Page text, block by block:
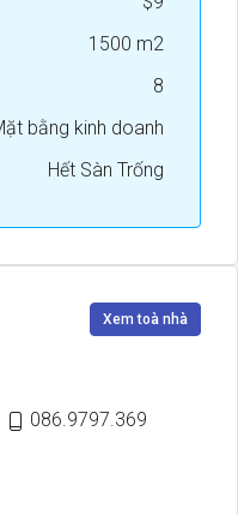
1500 m2
8
bằng kinh doanh
Hết Sàn Trống
Xem toà nhà
086.9797.369